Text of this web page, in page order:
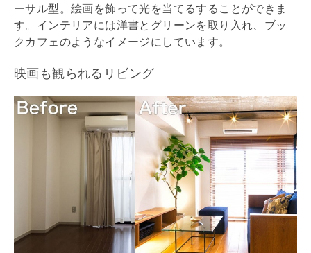
ーサル型。絵画を飾って光を当てるすることができま
す。インテリアには洋書とグリーンを取り入れ、ブッ
クカフェのようなイメージにしています。
映画も観られるリビング